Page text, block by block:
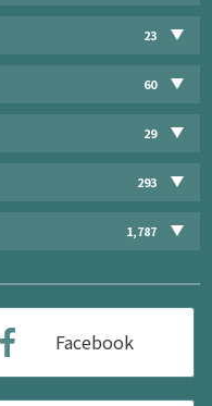
23
60
29
293
1,787
Facebook